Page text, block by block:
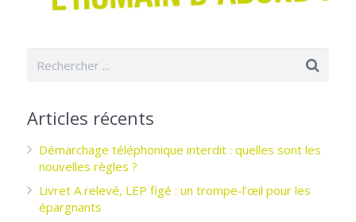
Articles récents
Démarchage téléphonique interdit : quelles sont les
nouvelles règles ?
Livret A relevé, LEP figé : un trompe-l’œil pour les
épargnants ­